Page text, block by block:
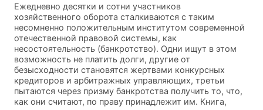
Ежедневно десятки и сотни участников
хозяйственного оборота сталкиваются с таким
несомненно положительным институтом современной
отечественной правовой системы, как
несостоятельность (банкротство). Одни ищут в этом
возможность не платить долги, другие от
безысходности становятся жертвами конкурсных
кредиторов и арбитражных управляющих, третьи
пытаются через призму банкротства получить то, что,
как они считают, по праву принадлежит им. Книга,